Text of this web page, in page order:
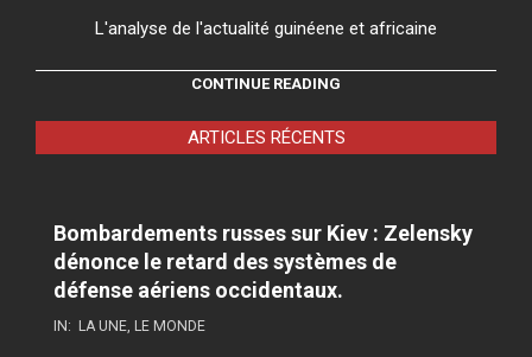
L'analyse de l'actualité guinéene et africaine
CONTINUE READING
ARTICLES RÉCENTS
Bombardements russes sur Kiev : Zelensky
dénonce le retard des systèmes de
défense aériens occidentaux.
IN: LA UNE, LE MONDE